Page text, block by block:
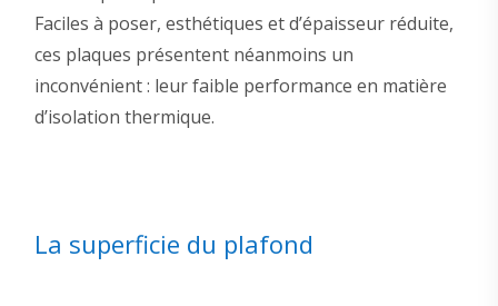
Faciles à poser, esthétiques et d’épaisseur réduite,
ces plaques présentent néanmoins un
inconvénient : leur faible performance en matière
d’isolation thermique.
La superficie du plafond